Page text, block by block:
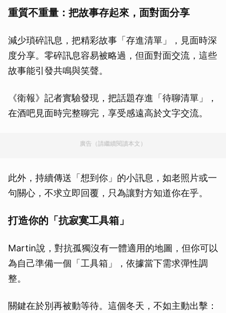
重質不重量：把故事存起來，面對面分享
減少瑣碎訊息，把精彩故事「存進清單」，見面時深
度分享。零碎訊息容易被略過，但面對面交流，這些
故事能引發共鳴與笑聲。
《衛報》記者實驗發現，把話題存進「待聊清單」，
在酒吧見面時完整聊完，享受感遠高於文字交流。
廣告（請繼續閱讀本文）
此外，持續傳送「想到你」的小訊息，如老照片或一
句關心，不求立即回覆，只為讓對方知道你在乎。
打造你的「抗寂寞工具箱」
Martin說，對抗孤獨沒有一體適用的地圖，但你可以
為自己準備一個「工具箱」，依據當下需求彈性調
整。
關鍵在於別再被動等待。這個冬天，不如主動出擊：